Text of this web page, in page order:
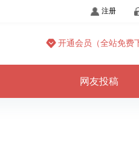
注册
开通会员（全站免费
网友投稿